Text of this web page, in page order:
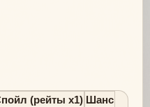
(рейты х1) Шанс